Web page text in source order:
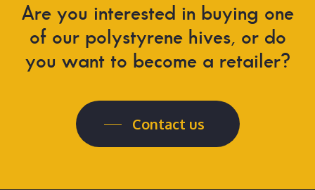
Are you interested in buying one
of our polystyrene hives, or do
you want to become a retailer?
Contact us